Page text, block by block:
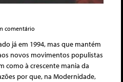
comentário
já em 1994, mas que mantém
novos movimentos populistas
como à crescente mania da
por que, na Modernidade,